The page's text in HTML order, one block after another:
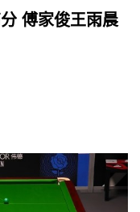
傅家俊王雨晨